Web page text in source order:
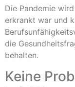
Die Pandemie
erkrankt war und
die
behalten.
Keine